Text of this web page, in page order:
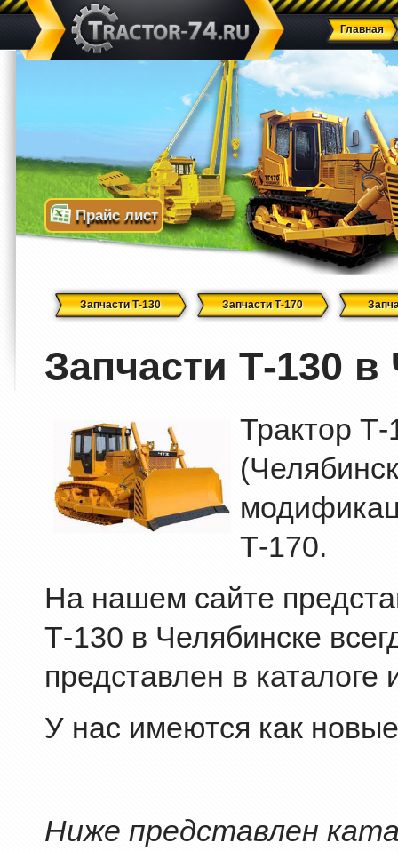
Главная
Запчасти Т-130 Запчасти Т-170
Прайс лист
Запчасти Т-130
Трактор
Т-170.
На нашем сайте
Т-130 в Челябинске
представлен в каталоге
У нас имеются как
Ниже представлен